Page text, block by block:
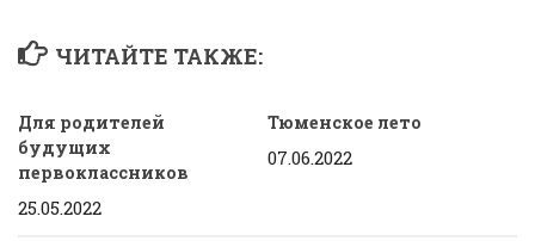
ЧИТАЙТЕ ТАКЖЕ:
Для родителей
будущих
первоклассников
25.05.2022
Тюменское лето
07.06.2022